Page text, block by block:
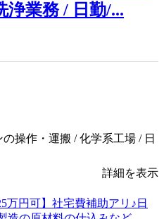
浄業務 / 日勤/...
操作・運搬 / 化学系工場 / 日
詳細を表示